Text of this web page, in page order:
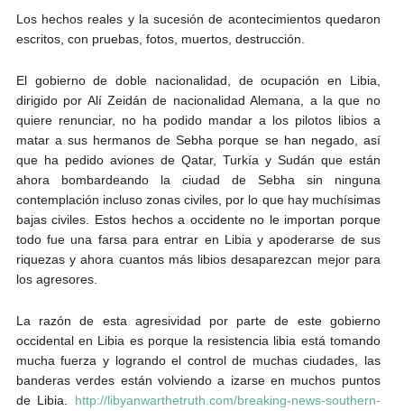
Los hechos reales y la sucesión de acontecimientos quedaron
escritos, con pruebas, fotos, muertos, destrucción.
El gobierno de doble nacionalidad, de ocupación en Libia,
dirigido por Alí Zeidán de nacionalidad Alemana, a la que no
quiere renunciar, no ha podido mandar a los pilotos libios a
matar a sus hermanos de Sebha porque se han negado, así
que ha pedido aviones de Qatar, Turkía y Sudán que están
ahora bombardeando la ciudad de Sebha sin ninguna
contemplación incluso zonas civiles, por lo que hay muchísimas
bajas civiles. Estos hechos a occidente no le importan porque
todo fue una farsa para entrar en Libia y apoderarse de sus
riquezas y ahora cuantos más libios desaparezcan mejor para
los agresores.
La razón de esta agresividad por parte de este gobierno
occidental en Libia es porque la resistencia libia está tomando
mucha fuerza y logrando el control de muchas ciudades, las
banderas verdes están volviendo a izarse en muchos puntos
de Libia. http://libyanwarthetruth.com/breaking-news-southern-